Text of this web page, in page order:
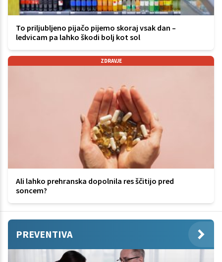
To priljubljeno pijačo pijemo skoraj vsak dan –
ledvicam pa lahko škodi bolj kot sol
ZDRAVJE
Ali lahko prehranska dopolnila res ščitijo pred
soncem?
PREVENTIVA